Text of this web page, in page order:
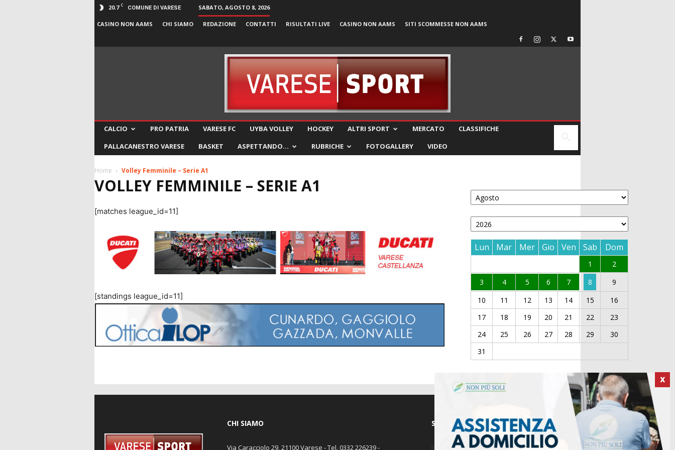
20.7 C COMUNE DI VARESE SABATO, AGOSTO 8, 2026
CASINO NON AAMS CHI SIAMO REDAZIONE CONTATTI RISULTATI LIVE CASINO NON AAMS SITI SCOMMESSE NON AAMS
CALCIO PRO PATRIA VARESE FC UYBA VOLLEY HOCKEY ALTRI SPORT MERCATO
CLASSIFICHE
PALLACANESTRO VARESE
BASKET ASPETTANDO… RUBRICHE FOTOGALLERY VIDEO
Home Volley Femminile – Serie A1
VOLLEY FEMMINILE – SERIE A1
[matches league_id=11]
[standings league_id=11]
Lun Mar Mer Gio Ven Sab Dom
1
2
3
4 5 6 7 8
9
10
11 12 13 14 15
16
17
18 19 20 21 22
23
24
25 26 27 28 29
30
31
X
CHI SIAMO
Via Caracciolo 29, 21100 Varese - Tel. 0332 226239 -
SEGUICI